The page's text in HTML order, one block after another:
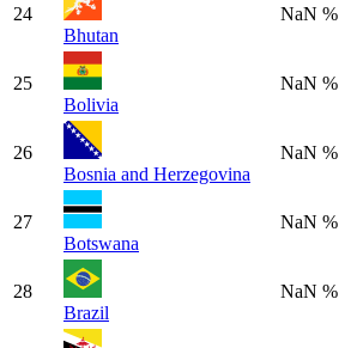
24
Bhutan
NaN %
25
Bolivia
NaN %
26
Bosnia and Herzegovina
NaN %
27
Botswana
NaN %
28
Brazil
NaN %